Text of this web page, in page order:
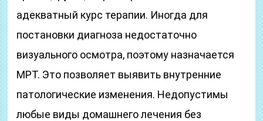
адекватный курс терапии. Иногда для
постановки диагноза недостаточно
визуального осмотра, поэтому назначается
МРТ. Это позволяет выявить внутренние
патологические изменения. Недопустимы
любые виды домашнего лечения без